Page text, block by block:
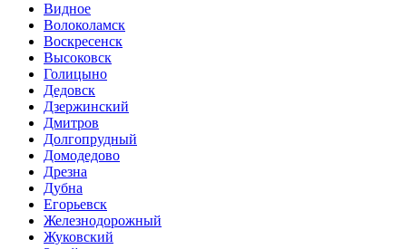
Видное
Волоколамск
Воскресенск
Высоковск
Голицыно
Дедовск
Дзержинский
Дмитров
Долгопрудный
Домодедово
Дрезна
Дубна
Егорьевск
Железнодорожный
Жуковский